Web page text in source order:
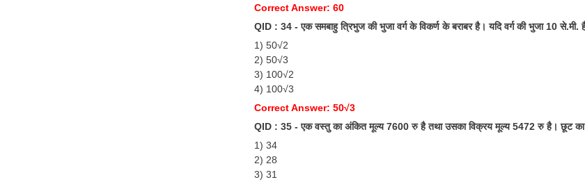
Correct Answer: 60
QID : 34 - एक समबाहु त्रिभुज की भुजा वर्ग के विकर्ण के बराबर है। यदि वर्ग की भुजा 10 से.मी.
1) 50√2
2) 50√3
3) 100√2
4) 100√3
Correct Answer: 50√3
QID : 35 - एक वस्तु का अंकित मूल्य 7600 रु है तथा उसका विक्रय मूल्य 5472 रु है। छूट का
1) 34
2) 28
3) 31